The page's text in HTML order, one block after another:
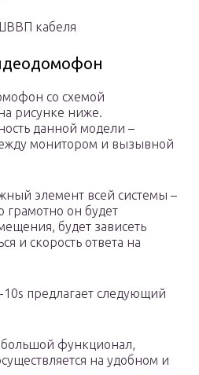
кабеля
со схемой
рисунке ниже.
данной модели –
монитором и вызывной
элемент всей системы –
грамотно он будет
будет зависеть
и скорость ответа на
предлагает следующий
функционал,
на удобном и